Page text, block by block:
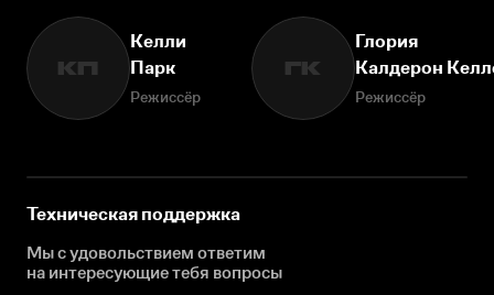
КП
Келли
Парк
Режиссёр
ГК
Глория
Калдерон
Режиссёр
Техническая поддержка
Мы с удовольствием ответим
на интересующиетебя вопросы